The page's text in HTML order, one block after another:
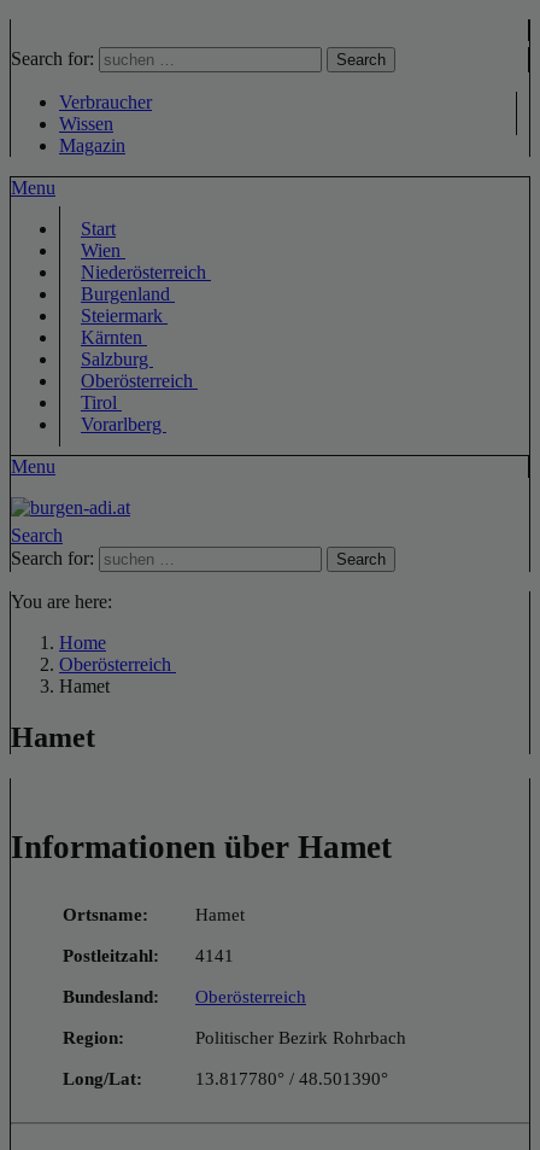
Search for: Search
Verbraucher
Wissen
Magazin
Menu
Start
Wien
Niederösterreich
Burgenland
Steiermark
Kärnten
Salzburg
Oberösterreich
Tirol
Vorarlberg
Menu
Search
Search for:
Search
You are here:
Home
Oberösterreich
Hamet
Hamet
Informationen über Hamet
Ortsname: Hamet
Postleitzahl: 4141
Bundesland: Oberösterreich
Region: Politischer Bezirk Rohrbach
Long/Lat: 13.817780° / 48.501390°